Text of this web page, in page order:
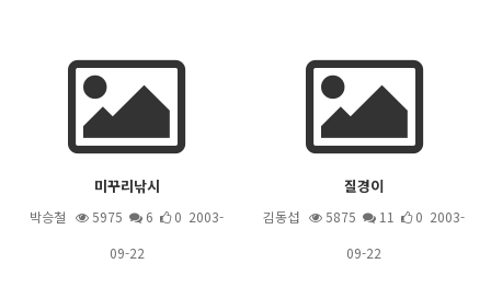
미꾸리낚시
박승철 5975 6
0 2003-
09-22
질경이
김동섭 5875 11
0 2003-
09-22